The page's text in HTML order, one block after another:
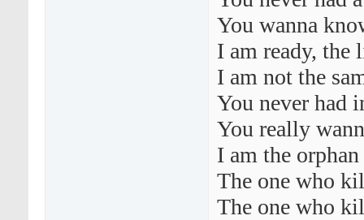
You wanna
I am ready, the
I am not the
You never had
You really
I am the orphan
The one who
The one who